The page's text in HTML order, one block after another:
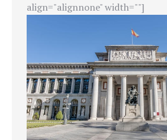
align="alignnone" width=""]